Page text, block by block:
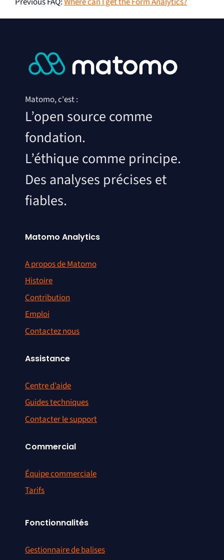
Matomo, c'est :
L’open source comme
fondation.
L’éthique comme principe.
Des analyses précises et
fiables.
Matomo Analytics
A propos de Matomo
Histoire
Contribution
Emploi
Contactez nous
Assistance
Centre d’aide
Guides techniques
Contacter le support
Commercial
Équipe commerciale
Tarifs
Fonctionnalités
Gestionnaire de balises